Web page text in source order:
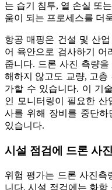
는 습기 침투, 열 손실 또
움이 되는 프로세스를 더
항공 매핑은 건설 및 산
어 육안으로 검사하기 어
줍니다. 드론 사진 측량
해하지 않고도 교량, 고층
가할 수 있습니다. 이 기
인 모니터링이 필요한 산
사를 위해 장비를 중단
있습니다.
시설 점검에 드론 사
위험 평가는 드론 사진측
니다. 시설 점검에는 화